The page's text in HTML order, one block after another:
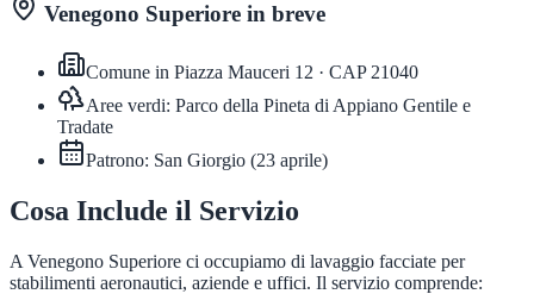
Venegono Superiore in breve
Comune in Piazza Mauceri 12 · CAP 21040
Aree verdi: Parco della Pineta di Appiano Gentile e
Tradate
Patrono: San Giorgio (23 aprile)
Cosa Include il Servizio
A Venegono Superiore ci occupiamo di lavaggio facciate per
stabilimenti aeronautici, aziende e uffici. Il servizio comprende: